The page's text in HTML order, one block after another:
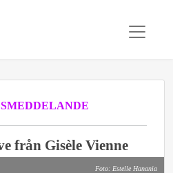
från Gisèle Vienne
Foto: Estelle Hanania